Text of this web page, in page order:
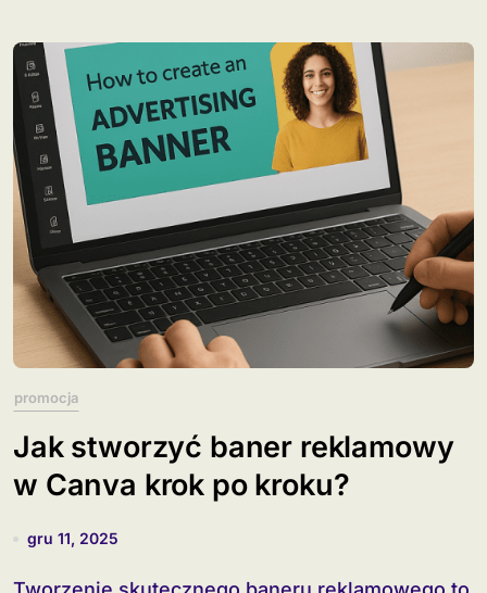
promocja
Jak stworzyć baner reklamowy
w Canva krok po kroku?
gru 11, 2025